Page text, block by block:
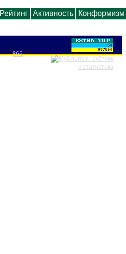
Рейтинг Активность Конформизм
866